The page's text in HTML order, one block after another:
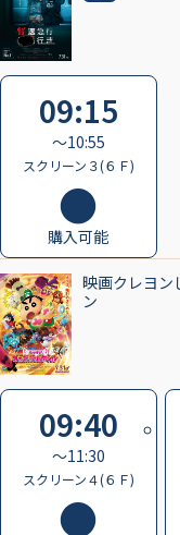
09:15
〜10:55
スクリーン３(６Ｆ)
購入可能
映画クレヨン
ン
09:40
〜11:30
スクリーン４(６Ｆ)